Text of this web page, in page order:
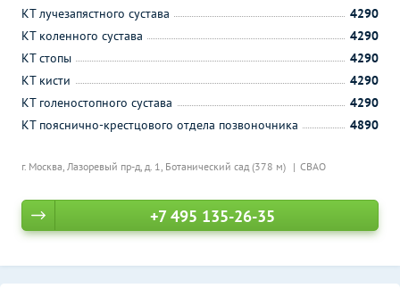
г. Москва, Лазоревый пр-д, д. 1, Ботанический сад (378 м) СВАО
КТ лучезапястного сустава
4290
КТ коленного сустава
4290
КТ стопы
4290
КТ кисти
4290
КТ голеностопного сустава
4290
КТ пояснично-крестцового отдела позвоночника
4890
+7 495 135-26-35